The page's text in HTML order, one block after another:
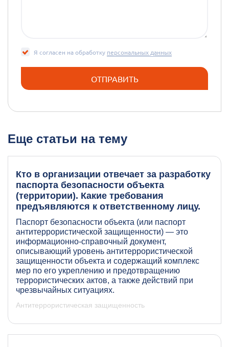
Я согласен на обработку персональных данных
Еще статьи на тему
Кто в организации отвечает за разработку
паспорта безопасности объекта
(территории). Какие требования
предъявляются к ответственному лицу.
Паспорт безопасности объекта (или паспорт
антитеррористической защищенности) — это
информационно-справочный документ,
описывающий уровень антитеррористической
защищенности объекта и содержащий комплекс
мер по его укреплению и предотвращению
террористических актов, а также действий при
чрезвычайных ситуациях.
Антитеррористическая защищенность